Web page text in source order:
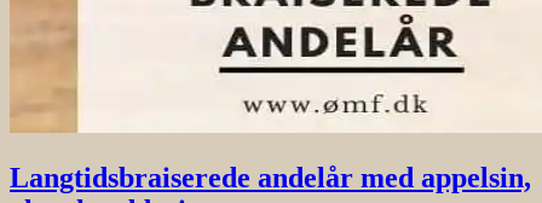
Langtidsbraiserede andelår med appelsin,
øl og krydderier